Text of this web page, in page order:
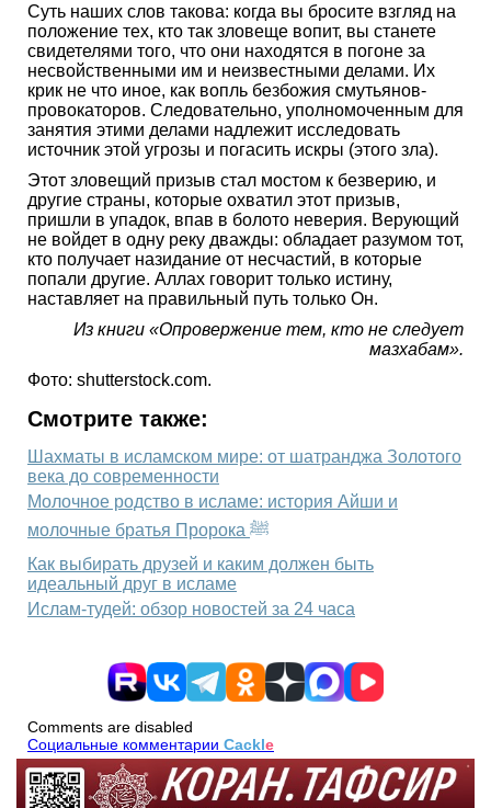
Суть наших слов такова: когда вы бросите взгляд на
положение тех, кто так зловеще вопит, вы станете
свидетелями того, что они находятся в погоне за
несвойственными им и неизвестными делами. Их
крик не что иное, как вопль безбожия смутьянов-
провокаторов. Следовательно, уполномоченным для
занятия этими делами надлежит исследовать
источник этой угрозы и погасить искры (этого зла).
Этот зловещий призыв стал мостом к безверию, и
другие страны, которые охватил этот призыв,
пришли в упадок, впав в болото неверия. Верующий
не войдет в одну реку дважды: обладает разумом тот,
кто получает назидание от несчастий, в которые
попали другие. Аллах говорит только истину,
наставляет на правильный путь только Он.
Из книги «Опровержение тем, кто не следует
мазхабам».
Фото: shutterstock.com.
Смотрите также:
Шахматы в исламском мире: от шатранджа Золотого
века до современности
Молочное родство в исламе: история Айши и
молочные братья Пророка ﷺ
Как выбирать друзей и каким должен быть
идеальный друг в исламе
Ислам-тудей: обзор новостей за 24 часа
Comments are disabled
Социальные комментарии Cackle